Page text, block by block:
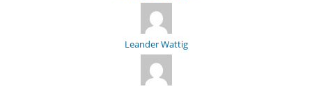
Leander Wattig